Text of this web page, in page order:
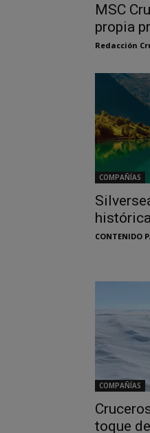
MSC
propia
Redacción
COMPAÑÍAS
CONTENIDO
COMPAÑÍAS
toque